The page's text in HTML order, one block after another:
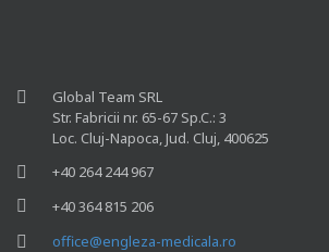
Global Team SRL
Str. Fabricii nr. 65-67 Sp.C.: 3
Loc. Cluj-Napoca, Jud. Cluj, 400625
+40 264 244 967
+40 364 815 206
office@engleza-medicala.ro